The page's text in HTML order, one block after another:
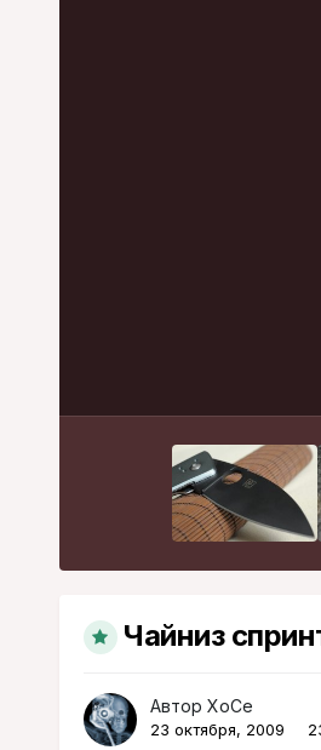
Чайниз
Автор XoCe
23 октября, 2009